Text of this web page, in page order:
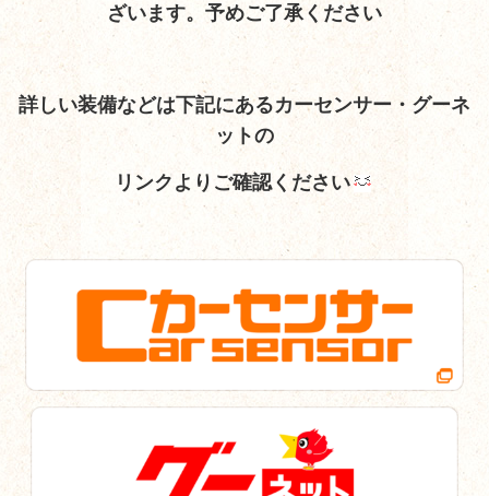
ざいます。予めご了承ください
詳しい装備などは下記にあるカーセンサー・グーネ
ットの
リンクよりご確認ください